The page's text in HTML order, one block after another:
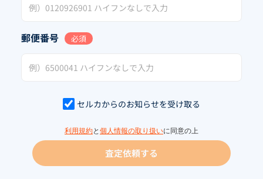
郵便番号 必須
セルカからのお知らせを受け取る
利用規約と 個人情報の取り扱いに同意の上
査定依頼する